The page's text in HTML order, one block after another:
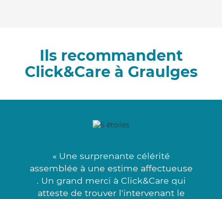
Ils recommandent
Click&Care à Graulges
« Une surprenante célérité
assemblée à une estime affectueuse
. Un grand merci à Click&Care qui
atteste de trouver l'intervenant le